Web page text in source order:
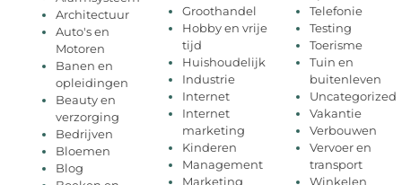
Architectuur
Auto's en
Motoren
Banen en
opleidingen
Beauty en
verzorging
Bedrijven
Bloemen
Blog
Groothandel
Hobby en vrije
tijd
Huishoudelijk
Industrie
Internet
Internet
marketing
Kinderen
Management
Marketing
Telefonie
Testing
Toerisme
Tuin en
buitenleven
Uncategorized
Vakantie
Verbouwen
Vervoer en
transport
Winkelen